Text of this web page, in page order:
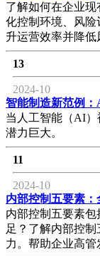
了解如何在企业
化控制环境、风
升运营效率并降低
13
2024-10
智能制造新范例
当人工智能（AI
潜力巨大。
11
2024-10
内部控制五要素：
内部控制五要素
足？了解内部控
力。帮助企业高管